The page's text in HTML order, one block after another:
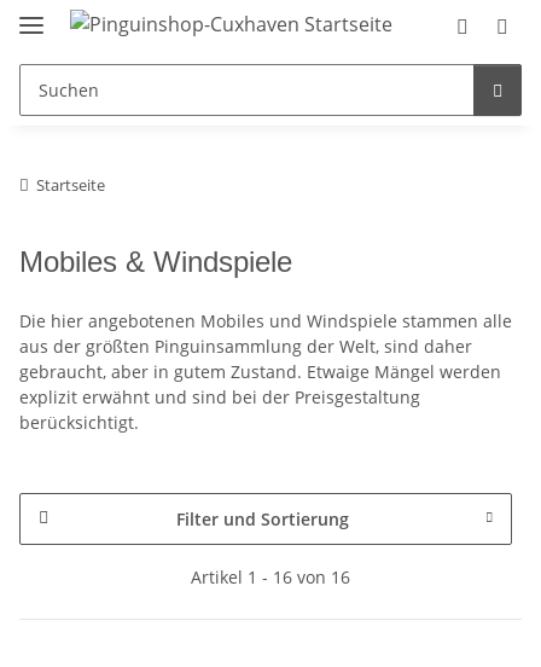
Startseite
Mobiles & Windspiele
Die hier angebotenen Mobiles und Windspiele stammen alle
aus der größten Pinguinsammlung der Welt, sind daher
gebraucht, aber in gutem Zustand. Etwaige Mängel werden
explizit erwähnt und sind bei der Preisgestaltung
berücksichtigt.
Filter und Sortierung
Artikel 1 - 16 von 16